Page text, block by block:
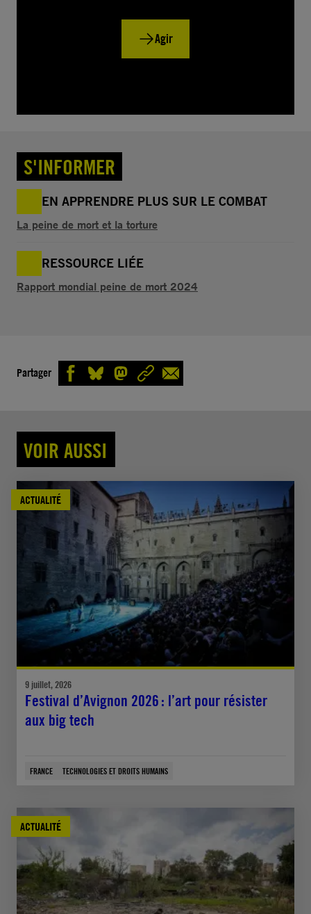
Agir
S'INFORMER
EN APPRENDRE PLUS SUR LE COMBAT
La peine de mort et la torture
RESSOURCE LIÉE
Rapport mondial peine de mort 2024
Partager
VOIR AUSSI
ACTUALITÉ
9 juillet, 2026
Festival d’Avignon 2026 : l’art pour résister
aux big tech
FRANCE TECHNOLOGIES ET DROITS HUMAINS
ACTUALITÉ